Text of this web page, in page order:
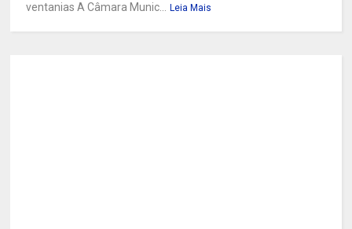
ventanias A Câmara Munic... Leia Mais